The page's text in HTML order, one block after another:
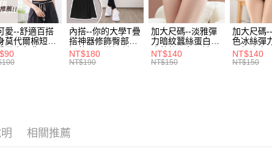
【注意事項
１．透過
交易，需
求債權轉
２．關於
https://
宅配
每筆
愛--舒適百搭
莫代爾棉短版
帶素色背心
.灰L-2L)-
內搭--你的大學T疊
搭神器修飾臀部下
擺萬用內搭裙/遮臀
裙(黑2L-6L)-Q155
NT$180
NT$190
加大尺碼--淡雅彈
力暗紋蠶絲蛋白無
痕蕾絲三角內褲
(白.粉.藍.黃XL-
NT$140
NT$150
加大尺碼
色冰絲彈
臀無痕中
褲(黑.紅.
NT$140
NT$150
相關推薦